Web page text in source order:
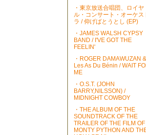
・東京放送合唱団、ロイヤ
ル・コンサート・オーケス
ラ / 仰げばとうとし (EP)
・JAMES WALSH CYPSY
BAND / I'VE GOT THE
FEELIN'
・ROGER DAMAWUZAN &
Les As Du Bénin / WAIT
ME
・O.S.T. (JOHN
BARRY,NILSSON) /
MIDNIGHT COWBOY
・THE ALBUM OF THE
SOUNDTRACK OF THE
TRAILER OF THE FILM OF
MONTY PYTHON AND